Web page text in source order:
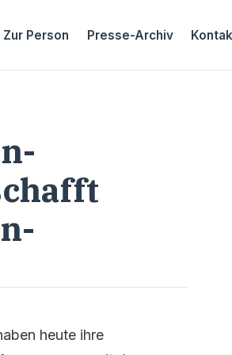
Zur Person Presse-Archiv
heute ihre